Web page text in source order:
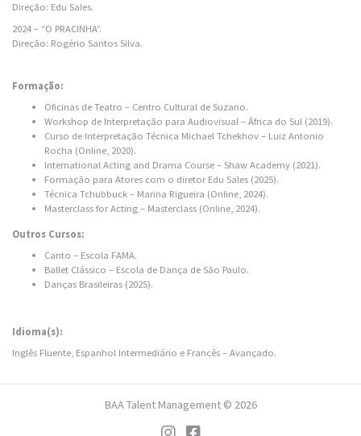
Direção: Edu Sales.
2024 – “O PRACINHA”.
Direção: Rogério Santos Silva.
Formação:
Oficinas de Teatro – Centro Cultural de Suzano.
Workshop de Interpretação para Audiovisual – África do Sul (2019).
Curso de Interpretação Técnica Michael Tchekhov – Luiz Antonio
Rocha (Online, 2020).
International Acting and Drama Course – Shaw Academy (2021).
Formação para Atores com o diretor Edu Sales (2025).
Técnica Tchubbuck – Marina Rigueira (Online, 2024).
Masterclass for Acting – Masterclass (Online, 2024).
Outros Cursos:
Canto – Escola FAMA.
Ballet Clássico – Escola de Dança de São Paulo.
Danças Brasileiras (2025).
Idioma(s):
Inglês Fluente, Espanhol Intermediário e Francês – Avançado.
BAA Talent Management © 2026